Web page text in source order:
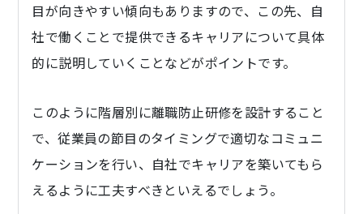
目が向きやすい傾向もありますので、この先、自
社で働くことで提供できるキャリアについて具体
的に説明していくことなどがポイントです。
このように階層別に離職防止研修を設計すること
で、従業員の節目のタイミングで適切なコミュニ
ケーションを行い、自社でキャリアを築いてもら
えるように工夫すべきといえるでしょう。